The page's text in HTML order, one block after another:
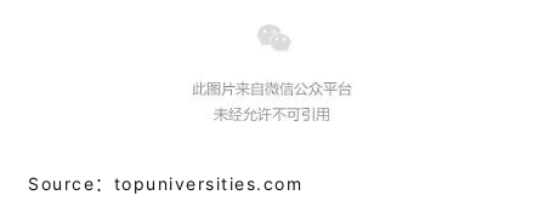
民
Source：topuniversities.com